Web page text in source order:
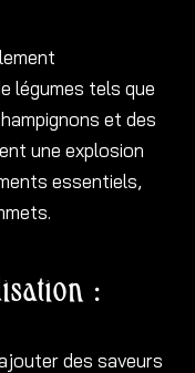
légumes tels que
et des
une explosion
essentiels,
:
des saveurs